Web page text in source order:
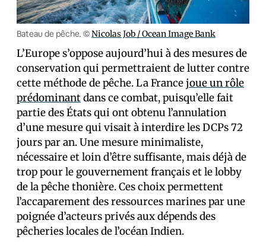
Bateau de pêche. ©Nicolas Job / Ocean Image Bank
L’Europe s’oppose aujourd’hui à des mesures de
conservation qui permettraient de lutter contre
cette méthode de pêche. La Francejoue un rôle
prédominantdans ce combat, puisqu’elle fait
partie des États qui ont obtenu l’annulation
d’une mesure qui visait à interdire les DCPs 72
jours par an. Une mesure minimaliste,
nécessaire et loin d’être suffisante, mais déjà de
trop pour le gouvernement français et le lobby
de la pêche thonière. Ces choix permettent
l’accaparement des ressources marines par une
poignée d’acteurs privés aux dépends des
pêcheries locales de l’océan Indien.